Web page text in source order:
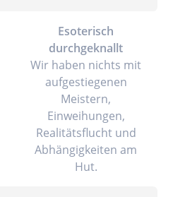
Esoterisch
durchgeknallt
Wir haben nichts mit
aufgestiegenen
Meistern,
Einweihungen,
Realitätsflucht und
Abhängigkeiten am
Hut.